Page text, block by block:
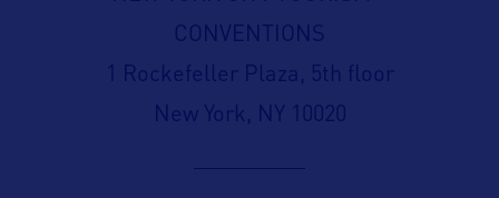
CONVENTIONS
1 Rockefeller Plaza, 5th floor
New York, NY 10020